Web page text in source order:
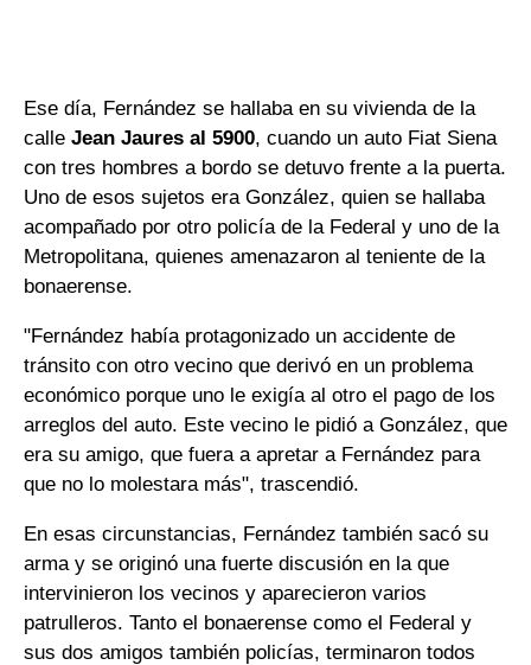
Ese día, Fernández se hallaba en su vivienda de la
calle Jean Jaures al 5900, cuando un auto Fiat Siena
con tres hombres a bordo se detuvo frente a la puerta.
Uno de esos sujetos era González, quien se hallaba
acompañado por otro policía de la Federal y uno de la
Metropolitana, quienes amenazaron al teniente de la
bonaerense.
"Fernández había protagonizado un accidente de
tránsito con otro vecino que derivó en un problema
económico porque uno le exigía al otro el pago de los
arreglos del auto. Este vecino le pidió a González, que
era su amigo, que fuera a apretar a Fernández para
que no lo molestara más", trascendió.
En esas circunstancias, Fernández también sacó su
arma y se originó una fuerte discusión en la que
intervinieron los vecinos y aparecieron varios
patrulleros. Tanto el bonaerense como el Federal y
sus dos amigos también policías, terminaron todos